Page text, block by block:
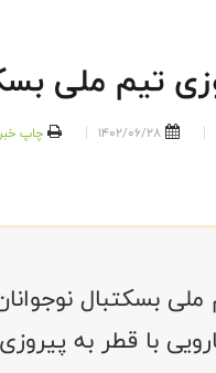
تیم ملی
1402/06/28 چاپ خبر
با قطر به